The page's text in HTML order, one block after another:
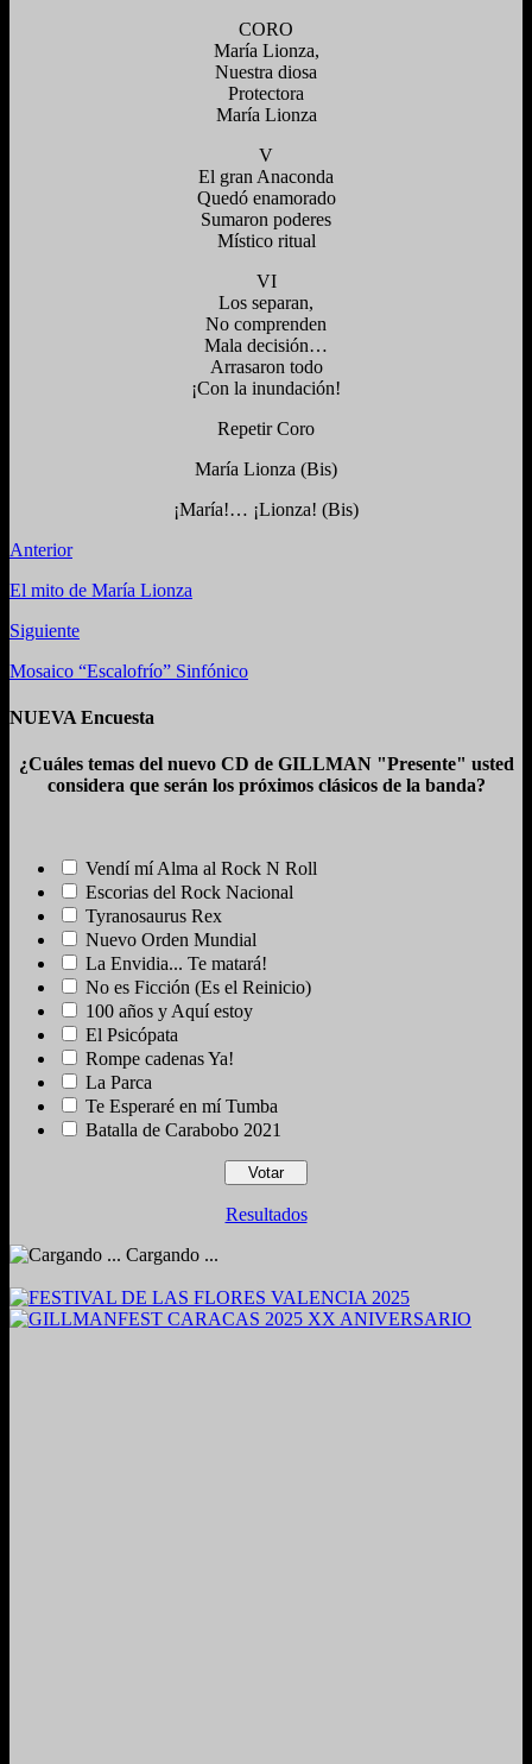
CORO
María Lionza,
Nuestra diosa
Protectora
María Lionza
V
El gran Anaconda
Quedó enamorado
Sumaron poderes
Místico ritual
VI
Los separan,
No comprenden
Mala decisión…
Arrasaron todo
¡Con la inundación!
Repetir Coro
María Lionza (Bis)
¡María!… ¡Lionza! (Bis)
Anterior
El mito de María Lionza
Siguiente
Mosaico “Escalofrío” Sinfónico
NUEVA Encuesta
¿Cuáles temas del nuevo CD de GILLMAN "Presente" usted
considera que serán los próximos clásicos de la banda?
Vendí mí Alma al Rock N Roll
Escorias del Rock Nacional
Tyranosaurus Rex
Nuevo Orden Mundial
La Envidia... Te matará!
No es Ficción (Es el Reinicio)
100 años y Aquí estoy
El Psicópata
Rompe cadenas Ya!
La Parca
Te Esperaré en mí Tumba
Batalla de Carabobo 2021
Resultados
Cargando ...